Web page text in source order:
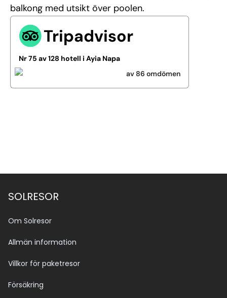
balkong med utsikt över poolen.
Tripadvisor
Nr 75 av 128 hotell i Ayia Napa
av 86 omdömen
SOLRESOR
Om Solresor
Allmän information
Villkor för paketresor
Försäkring